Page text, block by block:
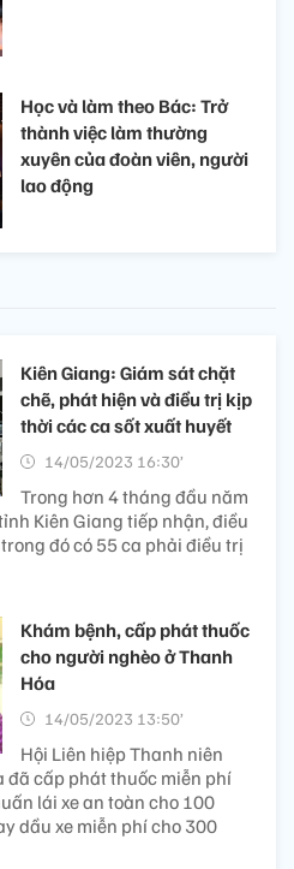
Học và làm theo Bác: Trở
thành việc làm thường
xuyên của đoàn viên, người
lao động
Kiên Giang: Giám sát chặt
chẽ, phát hiện và điều trị kịp
thời các ca sốt xuất huyết
14/05/2023 16:30’
Trong hơn 4 tháng đầu năm
Kiên Giang tiếp nhận, điều
đó có 55 ca phải điều trị
Khám bệnh, cấp phát thuốc
cho người nghèo ở Thanh
Hóa
14/05/2023 13:50’
Hội Liên hiệp Thanh niên
đã cấp phát thuốc miễn phí
lái xe an toàn cho 100
dầu xe miễn phí cho 300